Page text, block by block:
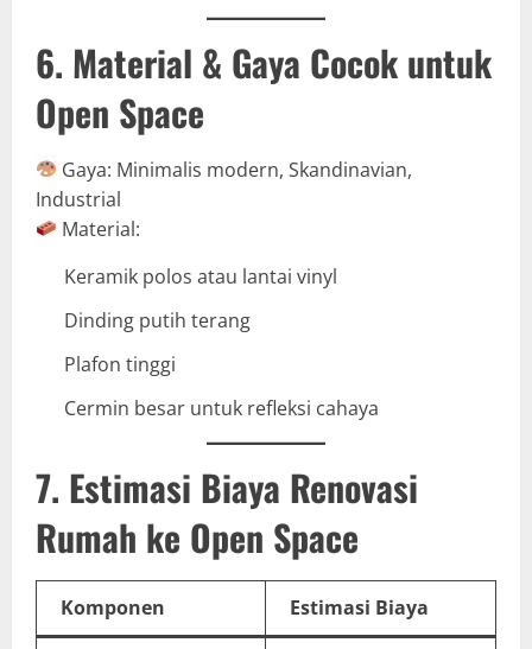
6. Material & Gaya Cocok untuk
Open Space
Gaya: Minimalis modern, Skandinavian,
Industrial
Material:
Keramik polos atau lantai vinyl
Dinding putih terang
Plafon tinggi
Cermin besar untuk refleksi cahaya
7. Estimasi Biaya Renovasi
Rumah ke Open Space
Komponen Estimasi Biaya